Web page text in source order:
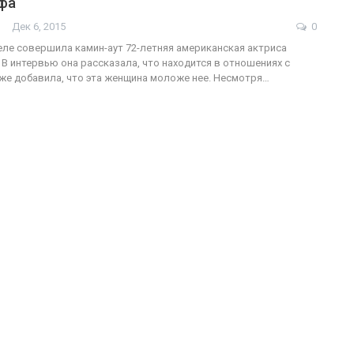
Дек 6, 2015
0
совершила камин-аут 72-летняя американская актриса
интервью она рассказала, что находится в отношениях с
добавила, что эта женщина моложе нее. Несмотря…
ФОТО